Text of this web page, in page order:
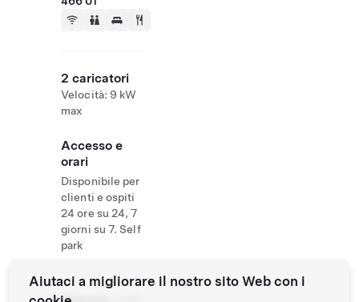
2 caricatori
Velocità: 9 kW
max
Accesso e
orari
Disponibile per
clienti e ospiti
24 ore su 24, 7
giorni su 7. Self
park
Aiutaci a migliorare il nostro sito Web con i